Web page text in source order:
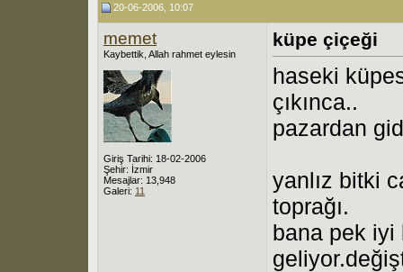
20-06-2006, 10:07
memet
Kaybettik, Allah rahmet eylesin
Giriş Tarihi: 18-02-2006
Şehir: İzmir
Mesajlar: 13,948
Galeri: 11
küpe çiçeği
haseki
çıkınca..
pazardan
yanlız bitki
toprağı.
bana pek